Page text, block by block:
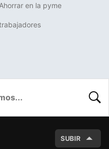
Ahorrar en la pyme
SUBIR